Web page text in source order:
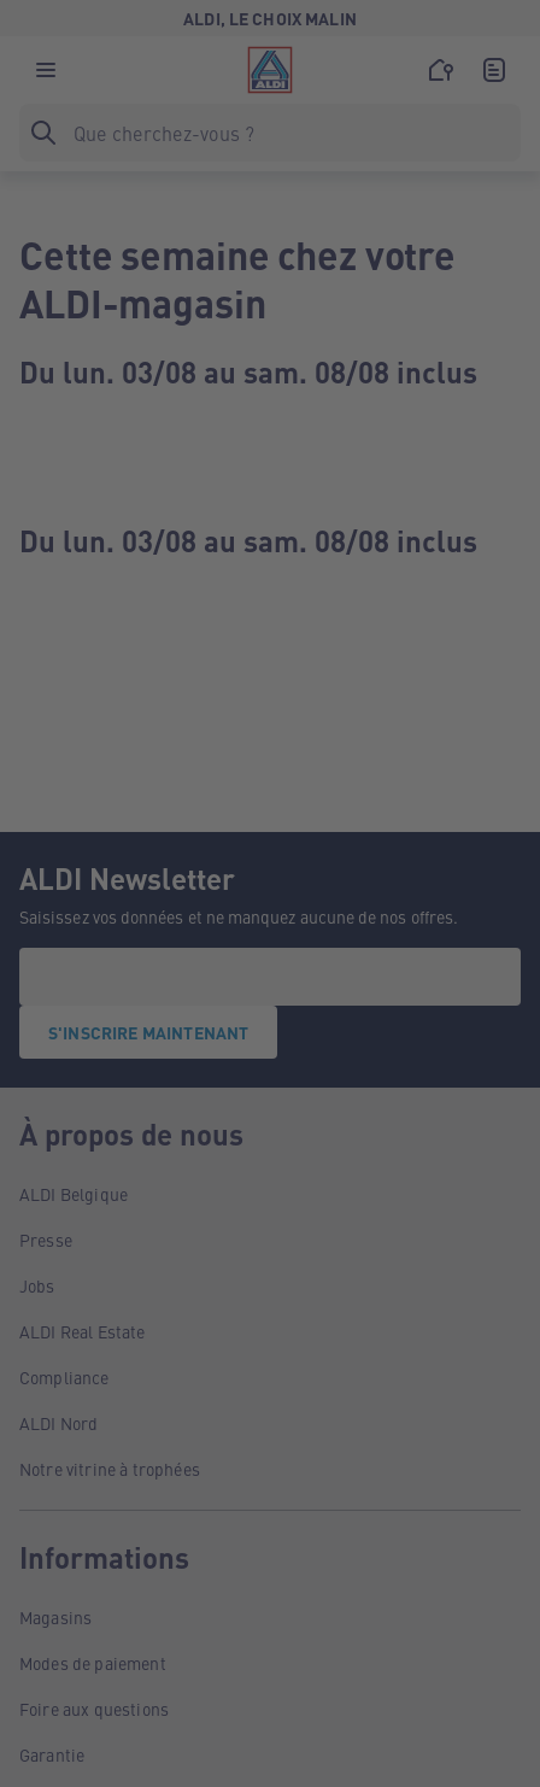
ALDI, LE CHOIX MALIN
Cette semaine chez votre
ALDI-magasin
Du lun. 03/08 au sam. 08/08 inclus
Du lun. 03/08 au sam. 08/08 inclus
ALDI Newsletter
Saisissez vos données et ne manquez aucune de nos offres.
S'INSCRIRE MAINTENANT
À propos de nous
ALDI Belgique
Presse
Jobs
ALDI Real Estate
Compliance
ALDI Nord
Notre vitrine à trophées
Informations
Magasins
Modes de paiement
Foire aux questions
Garantie